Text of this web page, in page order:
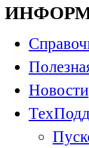
Новости